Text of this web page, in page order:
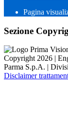
Pagina
Sezione
Copyright 2026 |
Parma S.p.A. |
Disclaimer